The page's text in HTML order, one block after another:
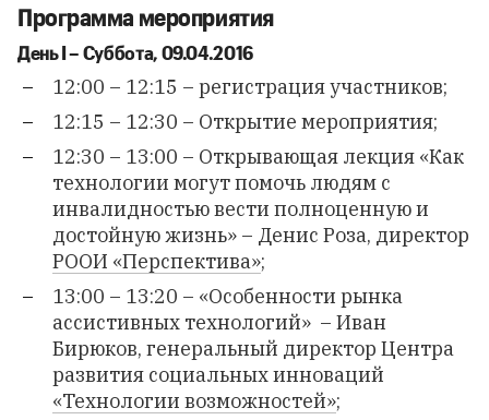
Программа мероприятия
День I – Суббота, 09.04.2016
12:00 – 12:15 – регистрация участников;
12:15 – 12:30 – Открытие мероприятия;
12:30 – 13:00 – Открывающая лекция «Как
технологии могут помочь людям с
инвалидностью вести полноценную и
достойную жизнь» – Денис Роза, директор
РООИ «Перспектива»;
13:00 – 13:20 – «Особенности рынка
ассистивных технологий» – Иван
Бирюков, генеральный директор Центра
развития социальных инноваций
«Технологии возможностей»;